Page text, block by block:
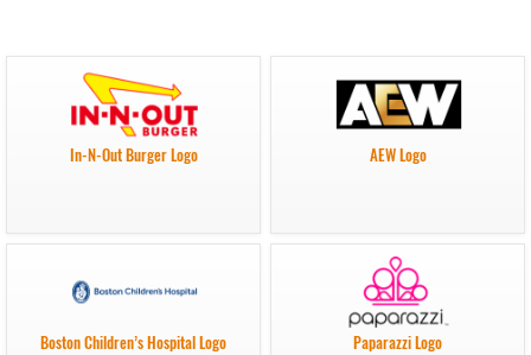
In-N-Out Burger Logo AEW Logo
Boston Children’s Hospital Logo Paparazzi Logo